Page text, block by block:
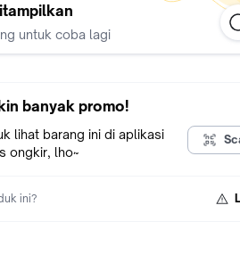
via chat.
dengan kondisi terakit 80%.
cargo dihitung berdasarkan
JNE, pukul 13.00 WIB
J&T - Sicepat, pukul 14.00 WIB
pukul 15.30 WIB
Minggu off pengiriman
untuk coba lagi
banyak promo!
lihat barang ini di aplikasi
ongkir, lho~
ini?